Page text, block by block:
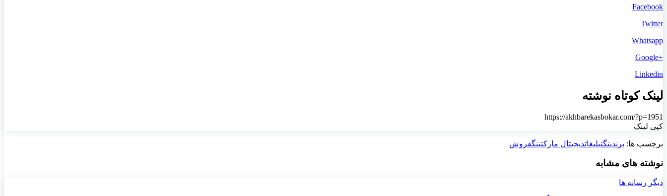
Facebook
Twitter
Whatsapp
+Google
Linkedin
لینک کوتاه نوشته
https://akhbarekasbokar.com/?p=1951
کپی لینک
برچسب ها: برندینگتبلیغاتدیجیتال مارکتینگفروش
نوشته های مشابه
دیگر رسانه ها